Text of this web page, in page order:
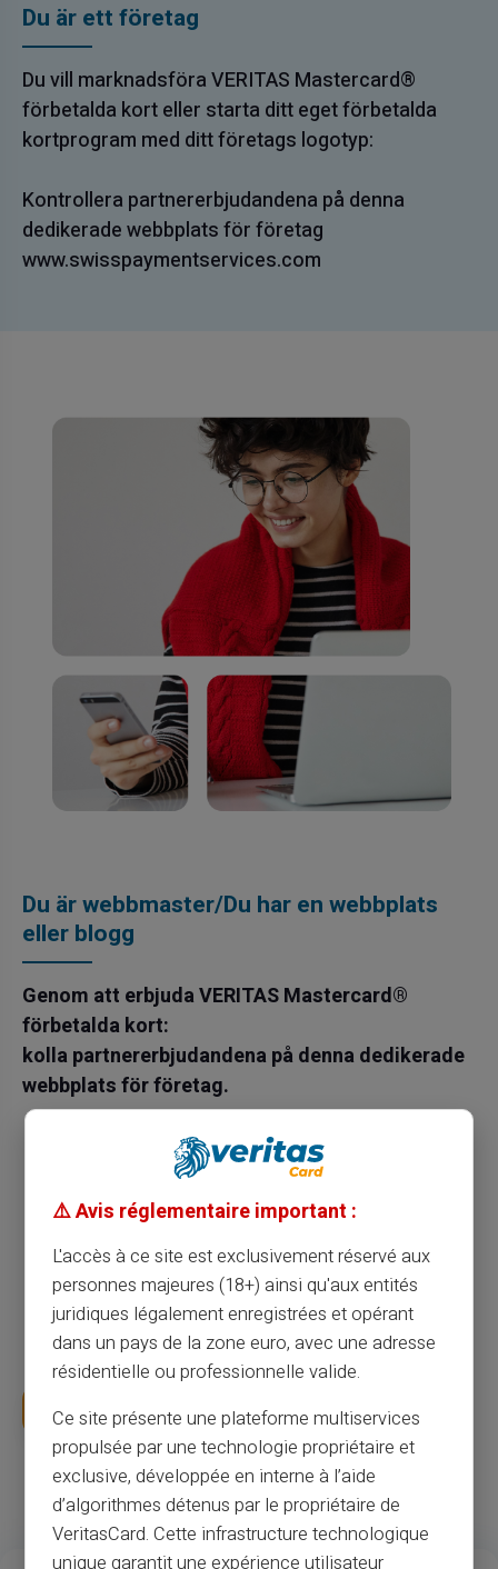
Du är ett företag
Du vill marknadsföra VERITAS Mastercard®
förbetalda kort eller starta ditt eget förbetalda
kortprogram med ditt företags logotyp:
Kontrollera partnererbjudandena på denna
dedikerade webbplats för företag
www.swisspaymentservices.com
Du är webbmaster/Du har en webbplats
eller blogg
Genom att erbjuda VERITAS Mastercard®
förbetalda kort:
kolla partnererbjudandena på denna dedikerade
webbplats för företag.
Du kan tjäna pengar på trafiken på din
webbplats, din butik eller din blogg.
Du ökar din försäljning och intäkter och
säljs.
Du går med i ett stabilt partnerskapssystem
baserat på en ”win - win” -modell.
Bli vår partner
⚠️ Avis réglementaire important :
L'accès à ce site est exclusivement réservé aux
personnes majeures (18+) ainsi qu'aux entités
juridiques légalement enregistrées et opérant
dans un pays de la zone euro, avec une adresse
résidentielle ou professionnelle valide.
Ce site présente une plateforme multiservices
propulsée par une technologie propriétaire et
exclusive, développée en interne à l’aide
d’algorithmes détenus par le propriétaire de
VeritasCard. Cette infrastructure technologique
unique garantit une expérience utilisateur